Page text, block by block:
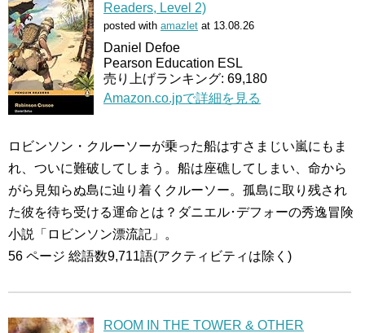
Readers, Level 2)
posted with amazlet at 13.08.26
Daniel Defoe
Pearson Education ESL
売り上げランキング: 69,180
Amazon.co.jpで詳細を見る
ロビンソン・クルーソーが乗った船はすさまじい嵐にもま
れ、ついに難破してしまう。船は座礁してしまい、命から
がら見知らぬ島に辿り着くクルーソー。孤島に取り残され
た彼を待ち受ける運命とは？ダニエル･デフォーの秀逸冒険
小説「ロビンソン漂流記」。
56 ページ 総語数9,711語(アクティビティは除く)
ROOM IN THE TOWER & OTHER